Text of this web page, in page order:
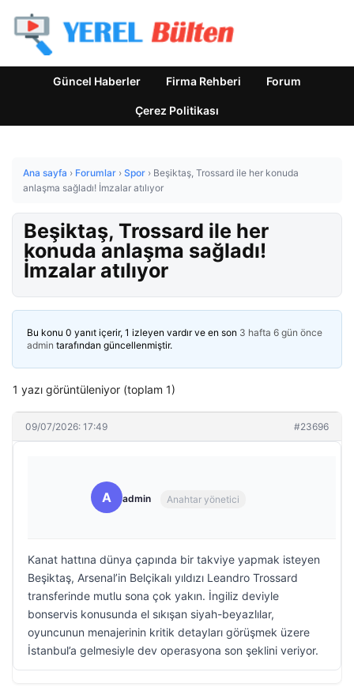
Güncel Haberler Firma Rehberi Forum
Çerez Politikası
Ana sayfa › Forumlar › Spor › Beşiktaş, Trossard ile her konuda
anlaşma sağladı! İmzalar atılıyor
Beşiktaş, Trossard ile her
konuda anlaşma sağladı!
İmzalar atılıyor
Bu konu 0 yanıt içerir, 1 izleyen vardır ve en son 3 hafta 6 gün önce
admin tarafından güncellenmiştir.
1 yazı görüntüleniyor (toplam 1)
09/07/2026: 17:49 #23696
A admin Anahtar yönetici
Kanat hattına dünya çapında bir takviye yapmak isteyen
Beşiktaş, Arsenal’in Belçikalı yıldızı Leandro Trossard
transferinde mutlu sona çok yakın. İngiliz deviyle
bonservis konusunda el sıkışan siyah-beyazlılar,
oyuncunun menajerinin kritik detayları görüşmek üzere
İstanbul’a gelmesiyle dev operasyona son şeklini veriyor.